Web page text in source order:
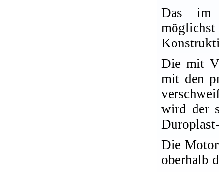
Das im
Die mit
mit den
wird der
Die
oberhalb